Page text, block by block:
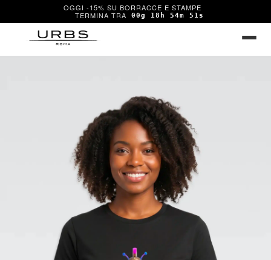
OGGI -15% SU BORRACCE E STAMPE
00g 18h 54m 51s